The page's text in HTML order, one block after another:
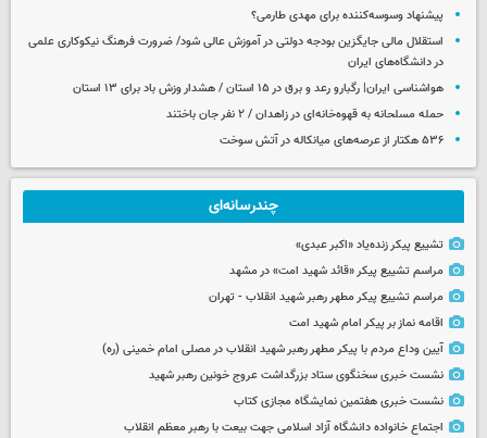
پیشنهاد وسوسه‌کننده برای مهدی طارمی؟
استقلال مالی جایگزین بودجه دولتی در آموزش عالی شود/ ضرورت فرهنگ نیکوکاری علمی
در دانشگاه‌های ایران
هواشناسی ایران| رگبارو رعد و برق در ۱۵ استان / هشدار وزش باد برای ۱۳ استان‌
حمله مسلحانه به قهوه‌خانه‌ای در زاهدان / ۲ نفر جان باختند
۵۳۶ هکتار از عرصه‌های میانکاله در آتش سوخت
چندرسانه‌ای
تشییع پیکر زنده‌یاد «اکبر عبدی»
مراسم تشییع پیکر «قائد شهید امت» در مشهد
مراسم تشییع پیکر مطهر رهبر شهید انقلاب - تهران
اقامه نماز بر پیکر امام شهید امت
آیین وداع مردم با پیکر مطهر رهبر شهید انقلاب در مصلی امام خمینی (ره)
نشست خبری سخنگوی ستاد بزرگداشت عروج خونین رهبر شهید
نشست خبری هفتمین نمایشگاه مجازی کتاب
اجتماع خانواده دانشگاه آزاد اسلامی جهت بیعت با رهبر معظم انقلاب